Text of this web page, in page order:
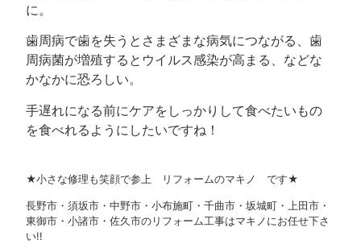
に。
歯周病で歯を失うとさまざまな病気につながる、歯
周病菌が増殖するとウイルス感染が高まる、などな
かなかに恐ろしい。
手遅れになる前にケアをしっかりして食べたいもの
を食べれるようにしたいですね！
★小さな修理も笑顔で参上 リフォームのマキノ です★
長野市・須坂市・中野市・小布施町・千曲市・坂城町・上田市・
東御市・小諸市・佐久市のリフォーム工事はマキノにお任せ下さ
い!!